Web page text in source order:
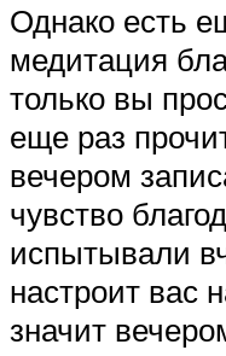
Однако есть
медитация
только вы
еще раз
вечером
чувство
испытывали
настроит вас
значит